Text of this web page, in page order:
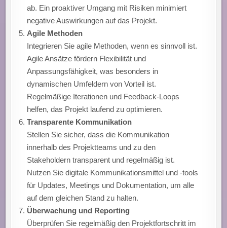
ab. Ein proaktiver Umgang mit Risiken minimiert
negative Auswirkungen auf das Projekt.
Agile Methoden
Integrieren Sie agile Methoden, wenn es sinnvoll ist.
Agile Ansätze fördern Flexibilität und
Anpassungsfähigkeit, was besonders in
dynamischen Umfeldern von Vorteil ist.
Regelmäßige Iterationen und Feedback-Loops
helfen, das Projekt laufend zu optimieren.
Transparente Kommunikation
Stellen Sie sicher, dass die Kommunikation
innerhalb des Projektteams und zu den
Stakeholdern transparent und regelmäßig ist.
Nutzen Sie digitale Kommunikationsmittel und -tools
für Updates, Meetings und Dokumentation, um alle
auf dem gleichen Stand zu halten.
Überwachung und Reporting
Überprüfen Sie regelmäßig den Projektfortschritt im